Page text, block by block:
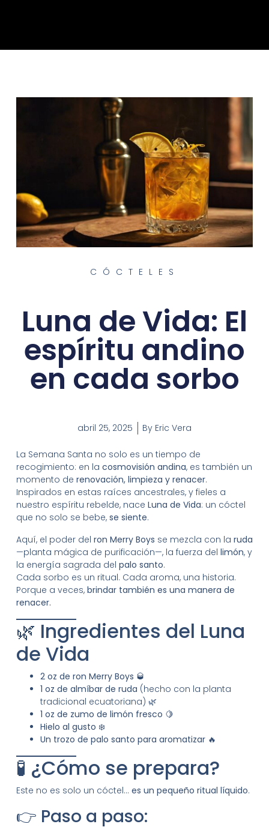
CÓCTELES
Luna de Vida: El
espíritu andino
en cada sorbo
abril 25, 2025 By Eric Vera
La Semana Santa no solo es un tiempo de
recogimiento: en la cosmovisión andina, es también un
momento de renovación, limpieza y renacer.
Inspirados en estas raíces ancestrales, y fieles a
nuestro espíritu rebelde, nace Luna de Vida: un cóctel
que no solo se bebe, se siente.
Aquí, el poder del ron Merry Boys se mezcla con la ruda
—planta mágica de purificación—, la fuerza del limón, y
la energía sagrada del palo santo.
Cada sorbo es un ritual. Cada aroma, una historia.
Porque a veces, brindar también es una manera de
renacer.
🌿 Ingredientes del Luna
de Vida
2 oz de ron Merry Boys 🥃
1 oz de almíbar de ruda (hecho con la planta
tradicional ecuatoriana) 🌿
1 oz de zumo de limón fresco 🍋
Hielo al gusto ❄️
Un trozo de palo santo para aromatizar🔥
🧪 ¿Cómo se prepara?
Este no es solo un cóctel… es un pequeño ritual líquido.
👉 Paso a paso: